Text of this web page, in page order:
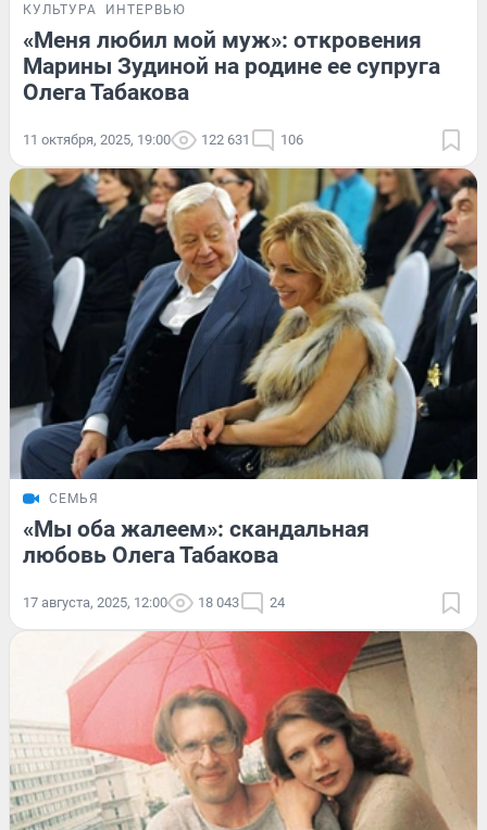
КУЛЬТУРА ИНТЕРВЬЮ
«Меня любил мой муж»: откровения
Марины Зудиной на родине ее супруга
Олега Табакова
11 октября, 2025, 19:00 122 631 106
СЕМЬЯ
«Мы оба жалеем»: скандальная
любовь Олега Табакова
17 августа, 2025, 12:00 18 043 24